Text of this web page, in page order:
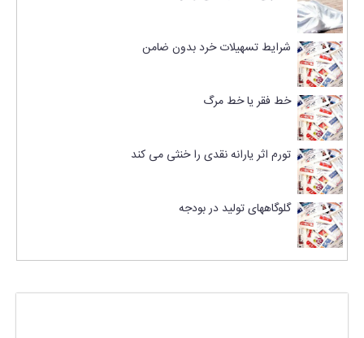
شرایط تسهیلات خرد بدون ضامن
خط فقر یا خط مرگ
تورم اثر یارانه نقدی را خنثی می کند
گلوگاههای تولید در بودجه